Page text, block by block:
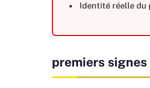
Identité réelle du
premiers